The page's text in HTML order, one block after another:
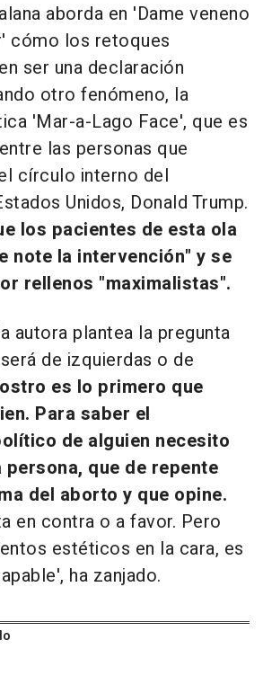
aborda en 'Dame veneno
cómo los retoques
ser una declaración
otro fenómeno, la
'Mar-a-Lago Face', que es
las personas que
círculo interno del
Unidos, Donald Trump.
los pacientes de esta ola
note la intervención" y se
rellenos "maximalistas".
autora plantea la pregunta
de izquierdas o de
es lo primero que
Para saber el
de alguien necesito
que de repente
del aborto y que opine.
en contra o a favor. Pero
estéticos en la cara, es
ha zanjado.